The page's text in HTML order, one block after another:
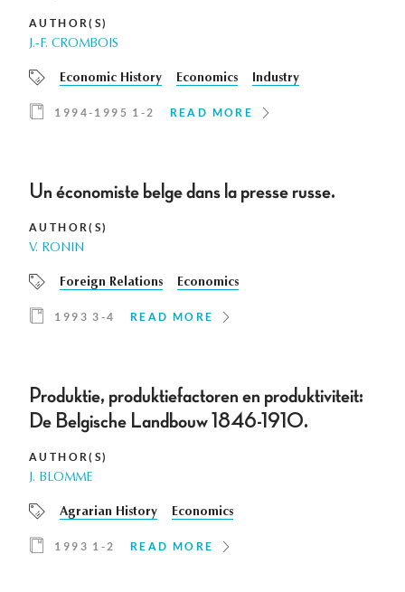
AUTHOR(S)
J.-F. CROMBOIS
Economic History Economics Industry
1994-1995 1-2 READ MORE
Un économiste belge dans la presse russe.
AUTHOR(S)
V. RONIN
Foreign Relations Economics
1993 3-4 READ MORE
Produktie, produktiefactoren en produktiviteit:
De Belgische Landbouw 1846-1910.
AUTHOR(S)
J. BLOMME
Agrarian History Economics
1993 1-2 READ MORE